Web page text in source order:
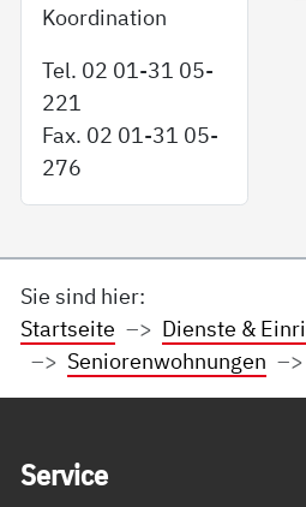
Koordination
Tel. 02 01-31 05-
221
Fax. 02 01-31 05-
276
Sie sind hier:
Startseite
Dienste &
Seniorenwohnungen
Ser­vice